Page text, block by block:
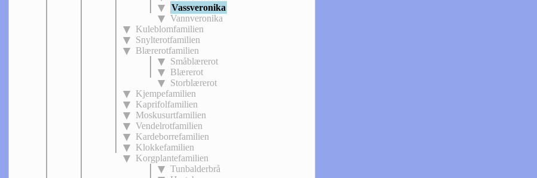
Vassveronika
Vannveronika
Kuleblomfamilien
Snylterotfamilien
Blærerotfamilien
Småblærerot
Blærerot
Storblærerot
Kjempefamilien
Kaprifolfamilien
Moskusurtfamilien
Vendelrotfamilien
Kardeborrefamilien
Klokkefamilien
Korgplantefamilien
Tunbalderbrå